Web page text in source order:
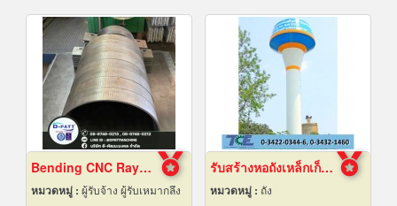
Bending CNC Rayong
หมวดหมู่ : ผู้รับจ้าง ผู้รับเหมากลึง
รับสร้างหอถังเหล็กเก็บน้ำ
หมวดหมู่ : ถัง